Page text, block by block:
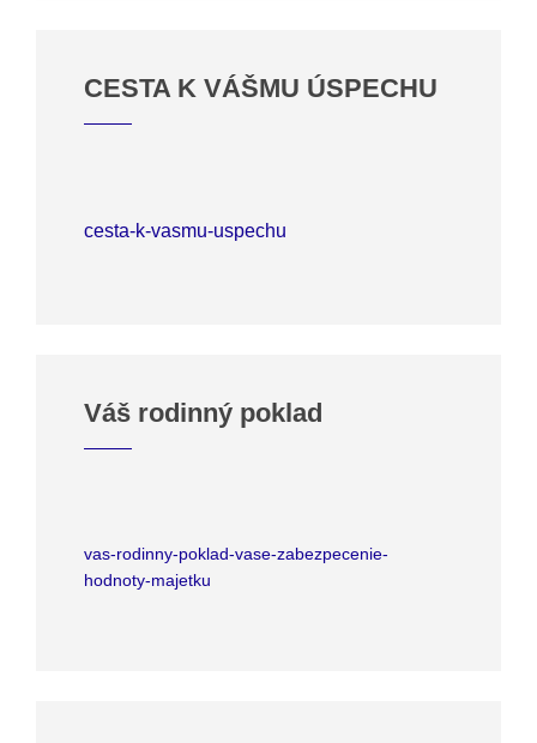
CESTA K VÁŠMU ÚSPECHU
cesta-k-vasmu-uspechu
Váš rodinný poklad
vas-rodinny-poklad-vase-zabezpecenie-
hodnoty-majetku